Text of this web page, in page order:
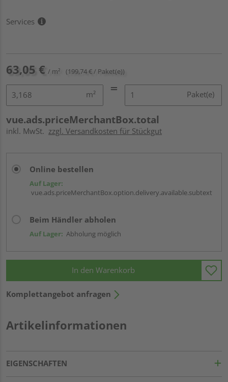
Services
63,05 € / m² (199,74 € / Paket(e))
m² Paket(e)
vue.ads.priceMerchantBox.total
inkl. MwSt. zzgl. Versandkosten für Stückgut
Online bestellen
Auf Lager:
vue.ads.priceMerchantBox.option.delivery.available.subtext
Beim Händler abholen
Auf Lager: Abholung möglich
In den Warenkorb
Komplettangebot anfragen
Artikelinformationen
EIGENSCHAFTEN